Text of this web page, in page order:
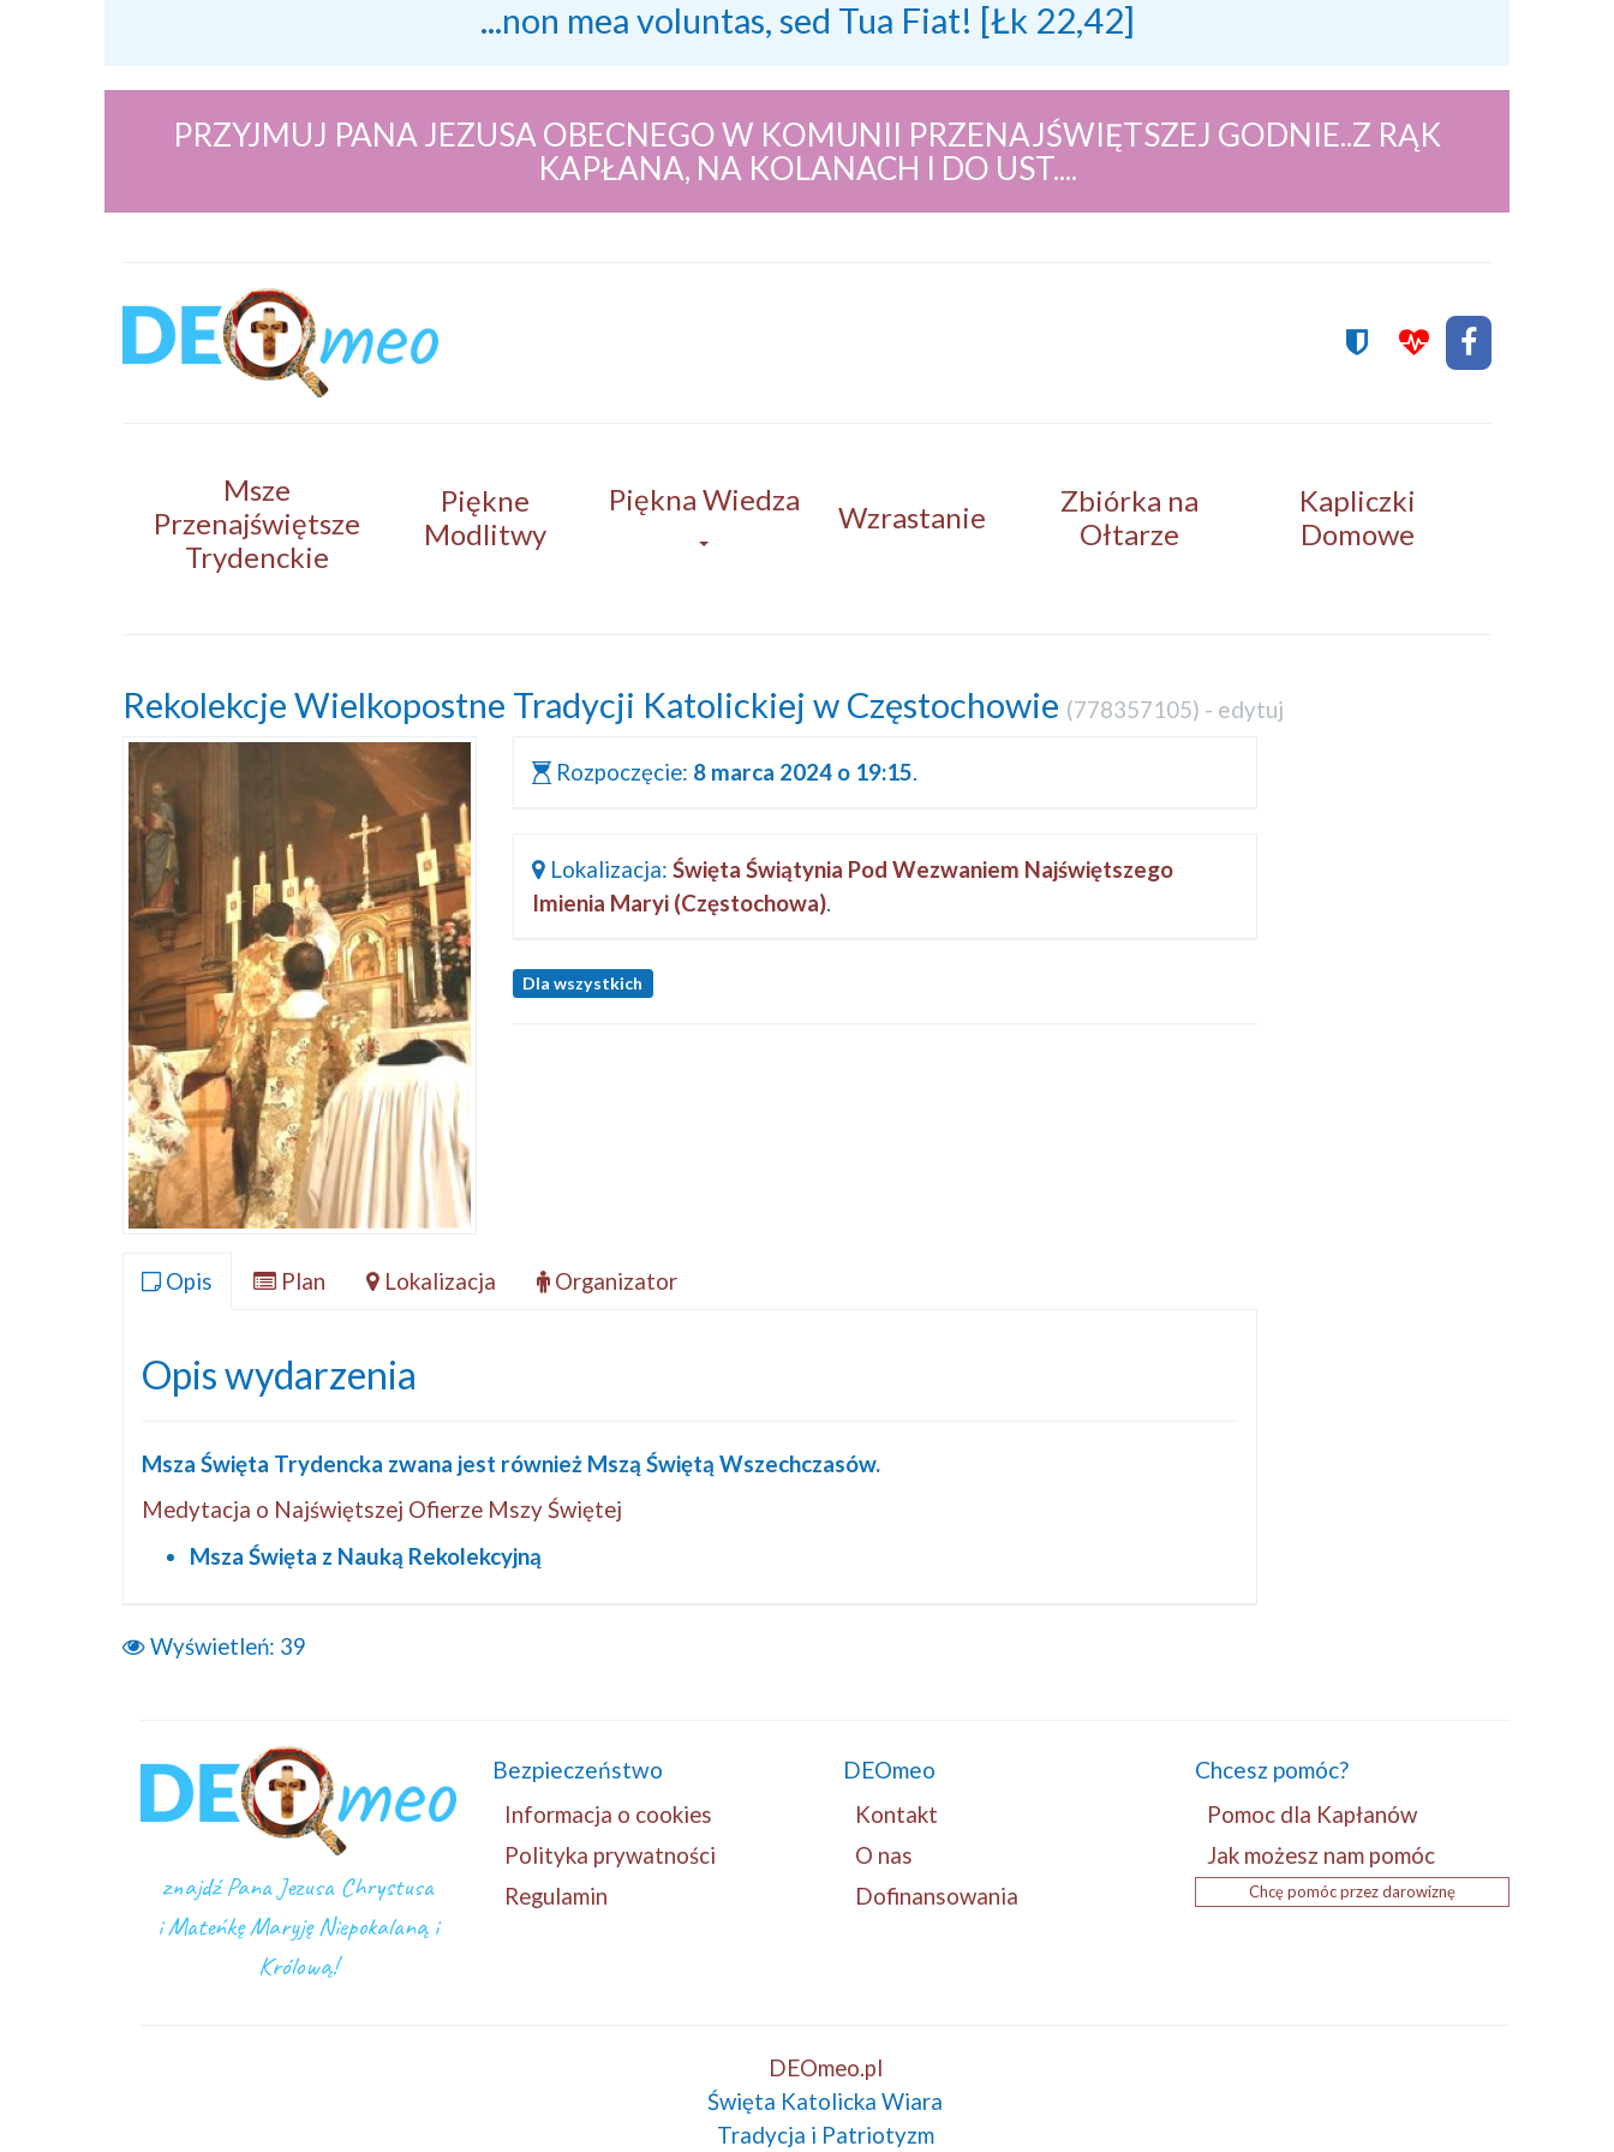
...non mea voluntas, sed Tua Fiat! [Łk 22,42]
PRZYJMUJ PANA JEZUSA OBECNEGO W KOMUNII PRZENAJŚWIĘTSZEJ GODNIE..Z RĄK
KAPŁANA, NA KOLANACH I DO UST....
Msze
Przenajświętsze
Trydenckie
Piękne
Modlitwy
Piękna Wiedza
Wzrastanie
Zbiórka na
Ołtarze
Kapliczki
Domowe
Rekolekcje Wielkopostne Tradycji Katolickiej w Częstochowie (778357105) - edytuj
Rozpoczęcie: 8 marca 2024 o 19:15
Lokalizacja: Święta Świątynia Pod Wezwaniem Najświętszego
Imienia Maryi (Częstochowa).
Dla wszystkich
Opis Plan Lokalizacja Organizator
Opis wydarzenia
Msza Święta Trydencka zwana jest również Mszą Świętą Wszechczasów.
Medytacja o Najświętszej Ofierze Mszy Świętej
Msza Święta z Nauką Rekolekcyjną
Wyświetleń: 39
znajdź Pana Jezusa Chrystusa
i Mateńkę Maryję Niepokalaną i
Królową!
Bezpieczeństwo
Informacja o cookies
Polityka prywatności
Regulamin
DEOmeo
Kontakt
O nas
Dofinansowania
Chcesz pomóc?
Pomoc dla Kapłanów
Jak możesz nam pomóc
Chcę pomóc przez darowiznę
DEOmeo.pl
Święta Katolicka Wiara
Tradycja i Patriotyzm